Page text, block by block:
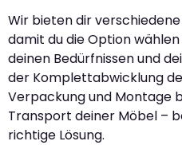
Wir bieten dir
damit du die Option
deinen Bedürfnissen und
der Komplettabwicklung
Verpackung und Montage
Transport deiner Möbel –
richtige Lösung.